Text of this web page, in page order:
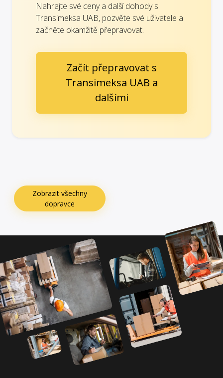
Nahrajte své ceny a další dohody s
Transimeksa UAB, pozvěte své uživatele a
začněte okamžitě přepravovat.
Začít přepravovat s
Transimeksa UAB a
dalšími
Zobrazit všechny
dopravce